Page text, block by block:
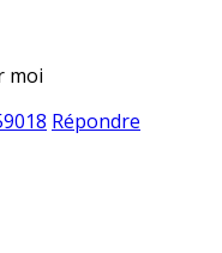
moi
Répondre